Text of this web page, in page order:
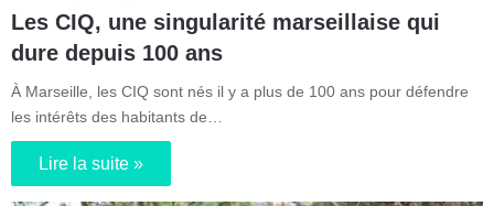
Les CIQ, une singularité marseillaise qui
dure depuis 100 ans
À Marseille, les CIQ sont nés il y a plus de 100 ans pour défendre
les intérêts des habitants de…
Lire la suite »